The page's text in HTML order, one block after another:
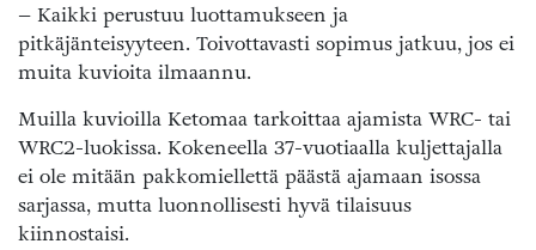
– Kaikki perustuu luottamukseen ja
pitkäjänteisyyteen. Toivottavasti sopimus jatkuu, jos ei
muita kuvioita ilmaannu.
Muilla kuvioilla Ketomaa tarkoittaa ajamista WRC- tai
WRC2-luokissa. Kokeneella 37-vuotiaalla kuljettajalla
ei ole mitään pakkomiellettä päästä ajamaan isossa
sarjassa, mutta luonnollisesti hyvä tilaisuus
kiinnostaisi.